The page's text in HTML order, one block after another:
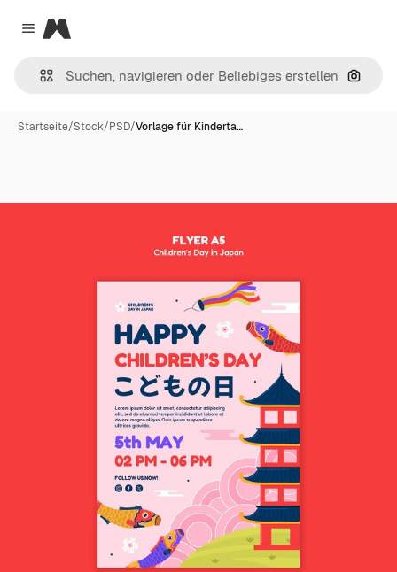
Close menu
Magnific
Nach
Startseite/Stock/PSD/Vorlage für Kinderta…